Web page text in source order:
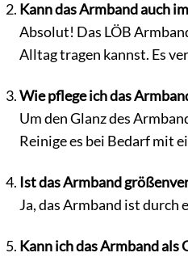
Kann das Armband auch
Absolut! Das LÖB
Alltag tragen kannst. Es
Wie pflege ich das
Um den Glanz des
Reinige es bei Bedarf mit
Ist das Armband
Ja, das Armband ist durch
Kann ich das Armband als